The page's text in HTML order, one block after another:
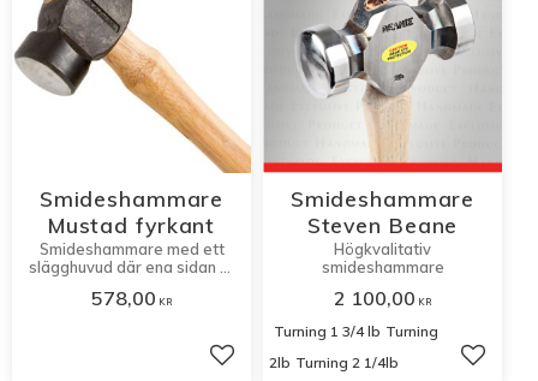
Smideshammare
Mustad fyrkant
Smideshammare med ett
slägghuvud där ena sidan är
andra sidan är rundad.
578,00 KR
Lägg till i favoriter
Smideshammare
Steven Beane
Högkvalitativ
smideshammare
2 100,00 KR
Lägg
Turning 1 3/4 lb Turning
2lb Turning 2 1/4lb